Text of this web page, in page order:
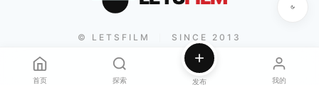
© LETSFILM SINCE 2013
首页 探索 发布 我的